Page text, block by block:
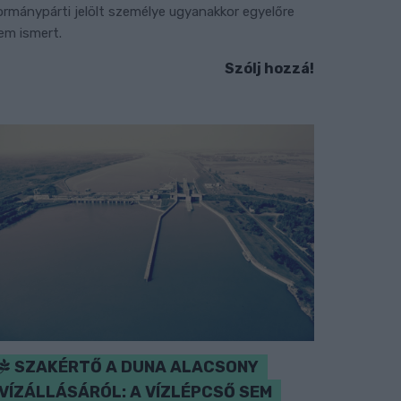
jelölt személye ugyanakkor egyelőre
ismert.
Szólj hozzá!
SZAKÉRTŐ A DUNA ALACSONY
A VÍZLÉPCSŐ SEM